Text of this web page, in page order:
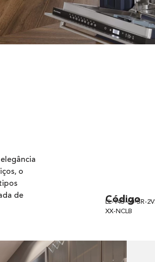
o
de
Código
LL-14S-60-SR-
XX-NCLB